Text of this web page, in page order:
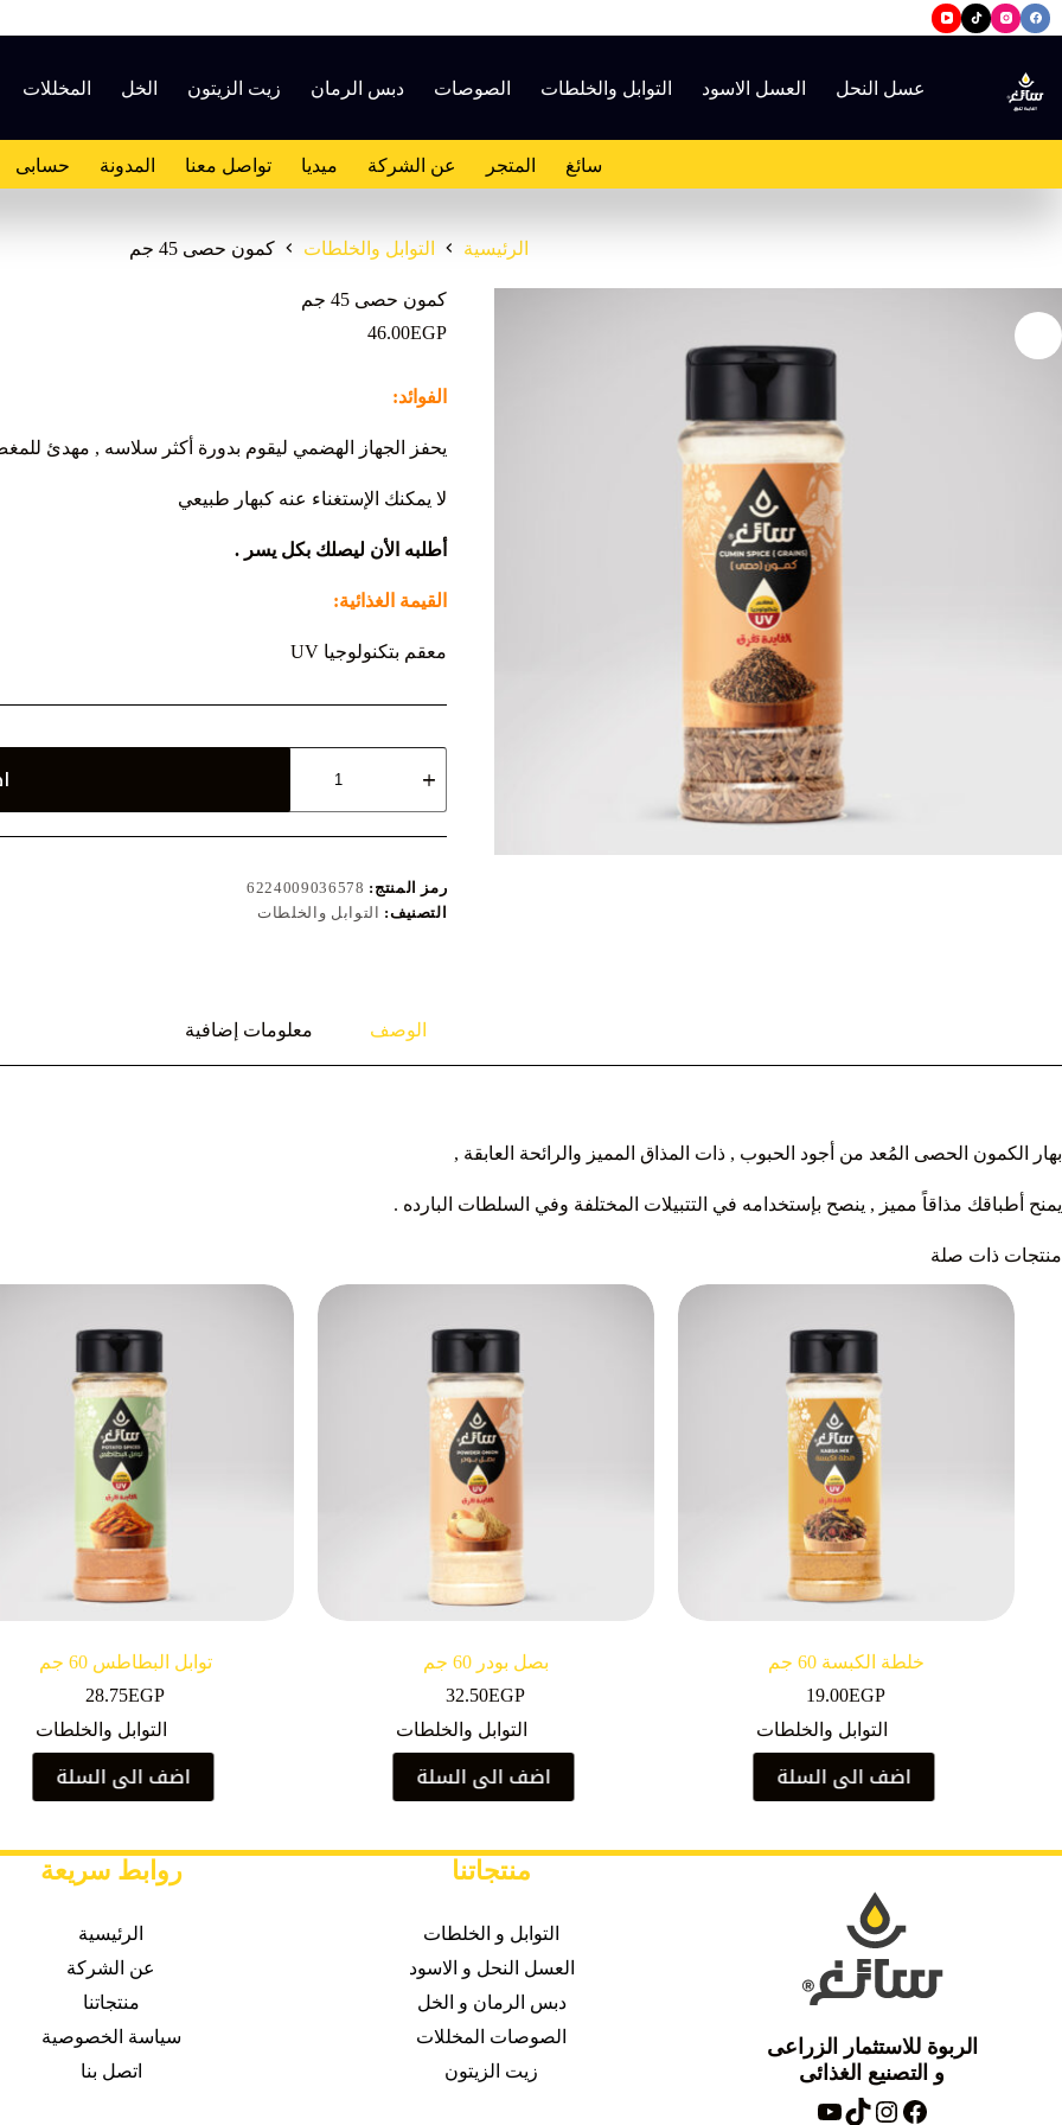
التجاوز
إلى
عسل النحل
العسل الاسود التوابل والخلطات الصوصات دبس الرمان زيت الزيتون الخل المخللات
سائغ المتجر عن الشركة ميديا تواصل معنا المدونة حسابى
الرئيسية التوابل والخلطات كمون حصى 45 جم
كمون حصى 45 جم
46.00EGP
الفوائد:
يحفز الجهاز الهضمي ليقوم بدورة أكثر سلاسه , مهدئ
لا يمكنك الإستغناء عنه كبهار طبيعي
أطلبه الأن ليصلك بكل يسر .
القيمة الغذائية:
معقم بتكنولوجيا UV
كمون
جم
رمز المنتج: 6224009036578
التصنيف:
التوابل والخلطات
الوصف معلومات إضافية
بهار الكمون الحصى المُعد من أجود الحبوب , ذات المذاق المميز والرائحة العابقة ,
يمنح أطباقك مذاقاً مميز , ينصح بإستخدامه في التتبيلات المختلفة وفي السلطات البارده .
منتجات ذات صلة
خلطة الكبسة 60 جم
19.00EGP
التوابل والخلطات
اضف الى السلة
بصل بودر 60 جم
32.50EGP
التوابل والخلطات
اضف الى السلة
توابل البطاطس 60 جم
28.75EGP
التوابل والخلطات
اضف الى السلة
الربوة للاستثمار الزراعى
و التصنيع الغذائى
فيسبوك
انستغرام
تيك توكيوتيوب
منتجاتنا
التوابل و الخلطات
العسل النحل و الاسود
دبس الرمان و الخل
الصوصات المخللات
زيت الزيتون
روابط سريعة
الرئيسية
عن الشركة
منتجاتنا
سياسة الخصوصية
اتصل بنا